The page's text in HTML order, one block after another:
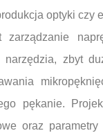
optyki czy
zarządzanie
narzędzia, zbyt
pękanie.
oraz